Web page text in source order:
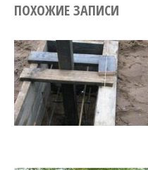
ПОХОЖИЕ ЗАПИСИ